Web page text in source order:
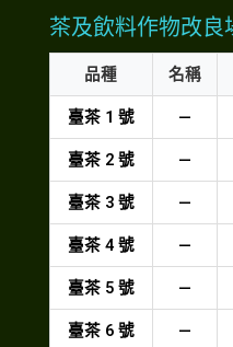
茶及飲料作物改
品種 名稱
臺茶 1 號 —
臺茶 2 號 —
臺茶 3 號 —
臺茶 4 號 —
臺茶 5 號 —
臺茶 6 號 —